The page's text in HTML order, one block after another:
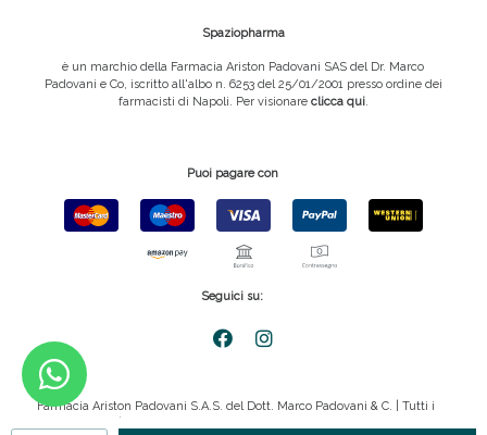
Spaziopharma
è un marchio della Farmacia Ariston Padovani SAS del Dr. Marco
Padovani e Co, iscritto all'albo n. 6253 del 25/01/2001 presso ordine dei
farmacisti di Napoli. Per visionare clicca qui.
Puoi pagare con
Seguici su:
Farmacia Ariston Padovani S.A.S. del Dott. Marco Padovani & C. | Tutti i